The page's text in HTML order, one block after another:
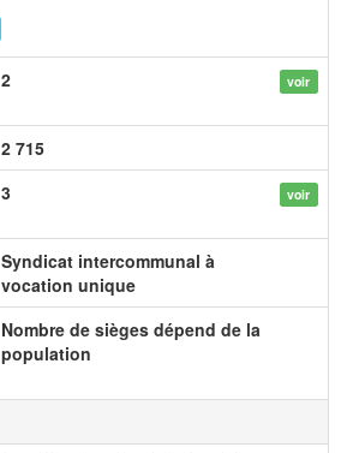
2 voir
2 715
3 voir
Syndicat intercommunal à
vocation unique
Nombre de sièges dépend de la
population